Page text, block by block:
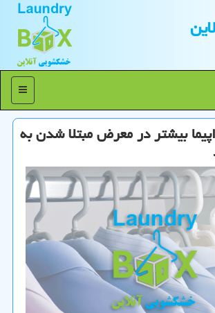
منو
بیشتر در معرض مبتلا شدن به